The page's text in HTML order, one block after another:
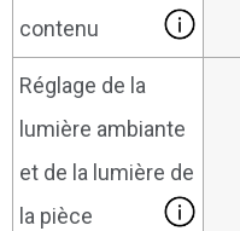
contenu
Réglage de la
lumière ambiante
et de la lumière de
la pièce